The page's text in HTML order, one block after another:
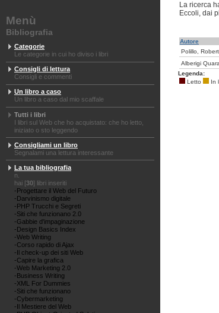
Menù
Bibliografia
Categorie
Le categorie in cui ho diviso i libri
Consigli di lettura
Consigli e commenti
Un libro a caso
Un libro a caso dal mio scaffale
Tutti i libri
I libri sul Web che ho acquistato: che ho letto,
iniziato o sto leggendo
Consigliami un libro
Segnalami una lettura interessante
La tua bibliografia
n.
hai [30] libri inseriti
-Progettare il Web del Futuro
-Darvinismo digitale
-PHP Trucchi e Segreti
-Siti che funzionano 2.0
-Gabbie d'impaginazione
-Design Basics Index
-Web Writing
-Corso rapido di Ajax
-Il check-up dei siti Web
-Capire la grafica
-Web Marketing 2.0
-Business Writing
-XML For Dummies
-Siti che funzionano
-Cybermarketing
-Il Mestiere del Web
La ricerca
Eccoli, dai
Autore
Polillo,
Alberigi
Legenda:
Letto
In